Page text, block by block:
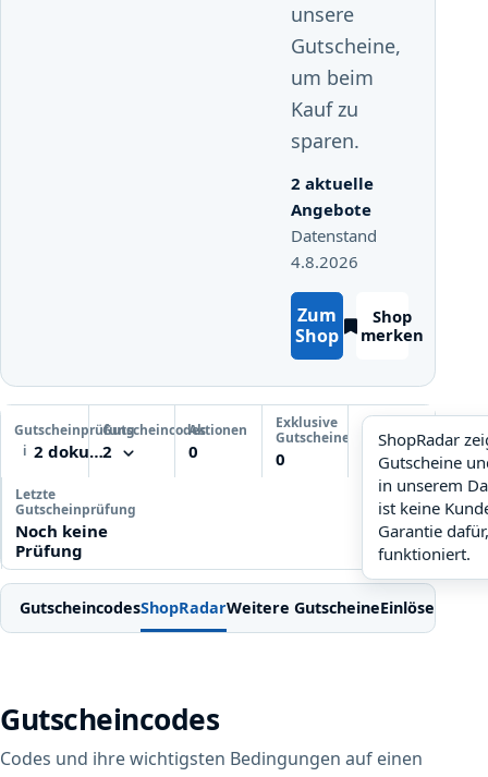
unsere
Gutscheine,
um beim
Kauf zu
sparen.
2 aktuelle
Angebote
Datenstand
4.8.2026
Zum
Shop
Shop
merken
Gutscheinprüfung
i 2 dokumentiert
Prüfdetails ansehen
Gutscheincodes
2
Aktionen
0
Exklusive
Gutscheine
0
ShopRadar
noch keine Daten
ShopRadar
Gutscheine
in unserem
ist keine
Garantie
funktioniert.
Letzte
Gutscheinprüfung
Noch keine
Prüfung
GutscheincodesShopRadarWeitere GutscheineEinlösen
Gutscheincodes
Codes und ihre wichtigsten Bedingungen auf einen